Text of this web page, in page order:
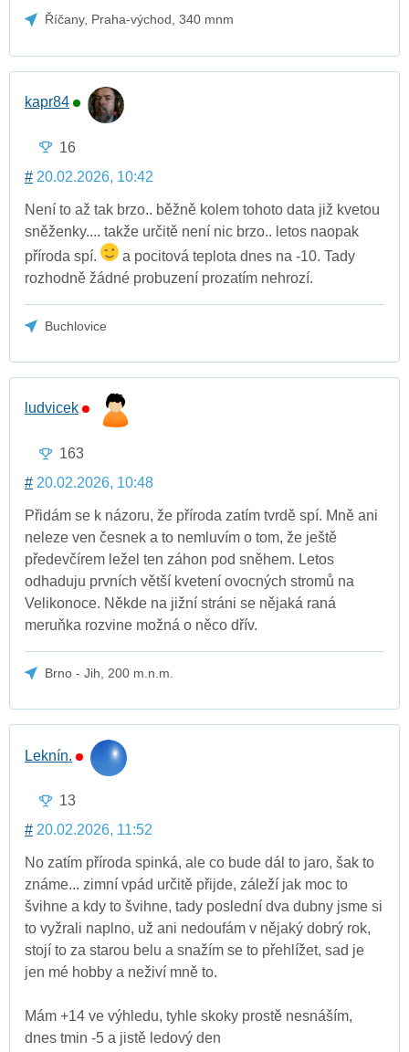
Říčany, Praha-východ, 340 mnm
kapr84
16
# 20.02.2026, 10:42
Není to až tak brzo.. běžně kolem tohoto data již kvetou
sněženky.... takže určitě není nic brzo.. letos naopak
příroda spí.
a pocitová teplota dnes na -10. Tady
rozhodně žádné probuzení prozatím nehrozí.
Buchlovice
ludvicek
163
# 20.02.2026, 10:48
Přidám se k názoru, že příroda zatím tvrdě spí. Mně ani
neleze ven česnek a to nemluvím o tom, že ještě
předevčírem ležel ten záhon pod sněhem. Letos
odhaduju prvních větší kvetení ovocných stromů na
Velikonoce. Někde na jižní stráni se nějaká raná
meruňka rozvine možná o něco dřív.
Brno - Jih, 200 m.n.m.
Leknín.
13
# 20.02.2026, 11:52
No zatím příroda spinká, ale co bude dál to jaro, šak to
známe... zimní vpád určitě přijde, záleží jak moc to
švihne a kdy to švihne, tady poslední dva dubny jsme si
to vyžrali naplno, už ani nedoufám v nějaký dobrý rok,
stojí to za starou belu a snažím se to přehlížet, sad je
jen mé hobby a neživí mně to.
Mám +14 ve výhledu, tyhle skoky prostě nesnáším,
dnes tmin -5 a jistě ledový den